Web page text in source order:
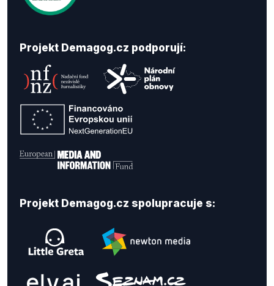
Projekt Demagog.cz podporují:
Projekt Demagog.cz spolupracuje s: